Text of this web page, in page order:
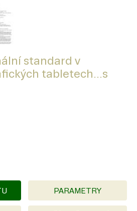
standard v
tabletech...s
PARAMETRY